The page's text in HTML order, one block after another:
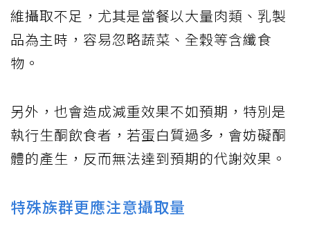
維攝取不足，尤其是當餐以大量肉類、乳製
品為主時，容易忽略蔬菜、全穀等含纖食
物。
另外，也會造成減重效果不如預期，特別是
執行生酮飲食者，若蛋白質過多，會妨礙酮
體的產生，反而無法達到預期的代謝效果。
特殊族群更應注意攝取量